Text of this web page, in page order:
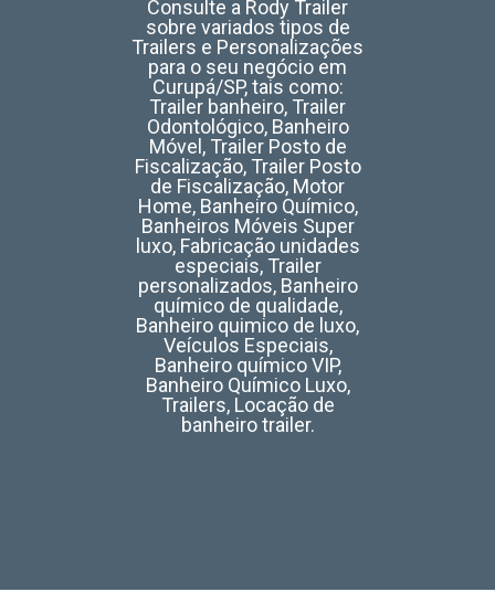
Consulte a Rody Trailer
sobre variados tipos de
Trailers e Personalizações
para o seu negócio em
Curupá/SP, tais como:
Trailer banheiro, Trailer
Odontológico, Banheiro
Móvel, Trailer Posto de
Fiscalização, Trailer Posto
de Fiscalização, Motor
Home, Banheiro Químico,
Banheiros Móveis Super
luxo, Fabricação unidades
especiais, Trailer
personalizados, Banheiro
químico de qualidade,
Banheiro quimico de luxo,
Veículos Especiais,
Banheiro químico VIP,
Banheiro Químico Luxo,
Trailers, Locação de
banheiro trailer.